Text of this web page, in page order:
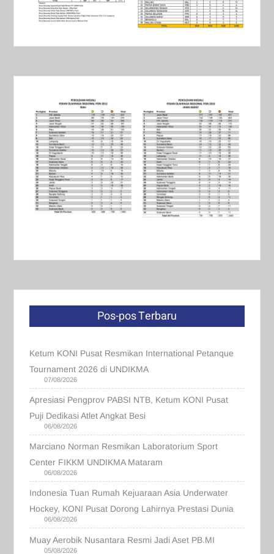
Pos-pos Terbaru
Ketum KONI Pusat Resmikan International Petanque
Tournament 2026 di UNDIKMA
07/08/2026
Apresiasi Pengprov PABSI NTB, Ketum KONI Pusat
Puji Dedikasi Atlet Angkat Besi
06/08/2026
Marciano Norman Resmikan Laboratorium Sport
Center FIKKM UNDIKMA Mataram
06/08/2026
Indonesia Tuan Rumah Kejuaraan Asia Underwater
Hockey, KONI Pusat Dorong Lahirnya Prestasi Dunia
06/08/2026
Muay Aerobik Nusantara Resmi Jadi Aset PB.MI
05/08/2026